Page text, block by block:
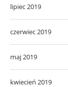
lipiec 2019
czerwiec 2019
maj 2019
kwiecień 2019